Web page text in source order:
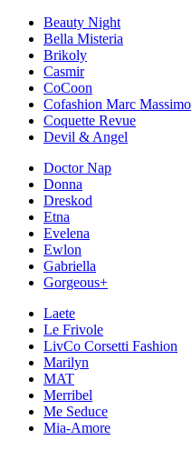
Beauty Night
Bella Misteria
Brikoly
Casmir
CoCoon
Cofashion Marc Massimo
Coquette Revue
Devil & Angel
Doctor Nap
Donna
Dreskod
Etna
Evelena
Ewlon
Gabriella
Gorgeous+
Laete
Le Frivole
LivCo Corsetti Fashion
Marilyn
MAT
Merribel
Me Seduce
Mia-Amore